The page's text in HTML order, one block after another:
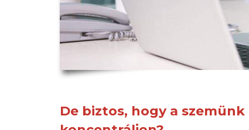
De biztos, hogy a